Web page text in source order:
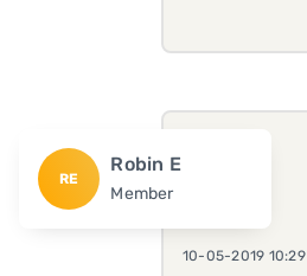
RE
Robin E
Member
10-05-2019 10:29